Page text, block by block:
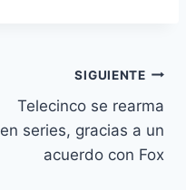
SIGUIENTE
Telecinco se rearma
en series, gracias a un
acuerdo con Fox